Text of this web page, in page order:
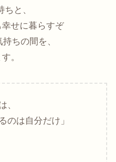
と、
せに暮らすぞ
ちの間を、
。
、
のは自分だけ」